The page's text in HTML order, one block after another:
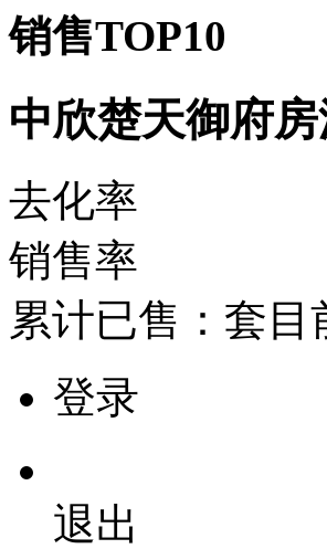
销售TOP10
中欣楚天御府
去化率
销售率
累计已售： 套 目
登录
退出